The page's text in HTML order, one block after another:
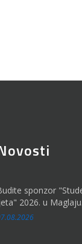
sponzor
2026. u